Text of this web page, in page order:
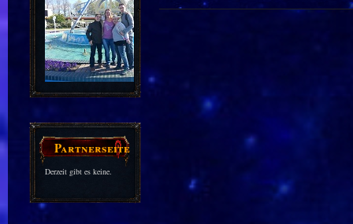
Partnerseiten
Derzeit gibt es keine.